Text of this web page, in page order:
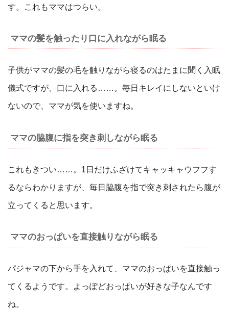
す。これもママはつらい。
ママの髪を触ったり口に入れながら眠る
子供がママの髪の毛を触りながら寝るのはたまに聞く入眠
儀式ですが、口に入れる……。毎日キレイにしないといけ
ないので、ママが気を使いますね。
ママの脇腹に指を突き刺しながら眠る
これもきつい……。1日だけふざけてキャッキャウフフす
るならわかりますが、毎日脇腹を指で突き刺されたら腹が
立ってくると思います。
ママのおっぱいを直接触りながら眠る
パジャマの下から手を入れて、ママのおっぱいを直接触っ
てくるようです。よっぽどおっぱいが好きな子なんです
ね。